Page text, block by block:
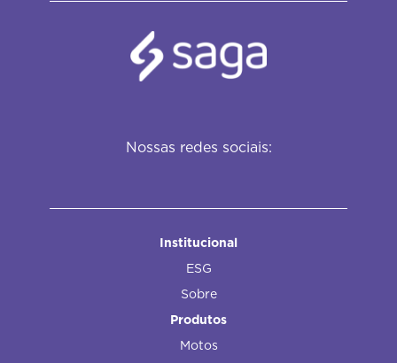
Nossas redes sociais:
Institucional
ESG
Sobre
Produtos
Motos